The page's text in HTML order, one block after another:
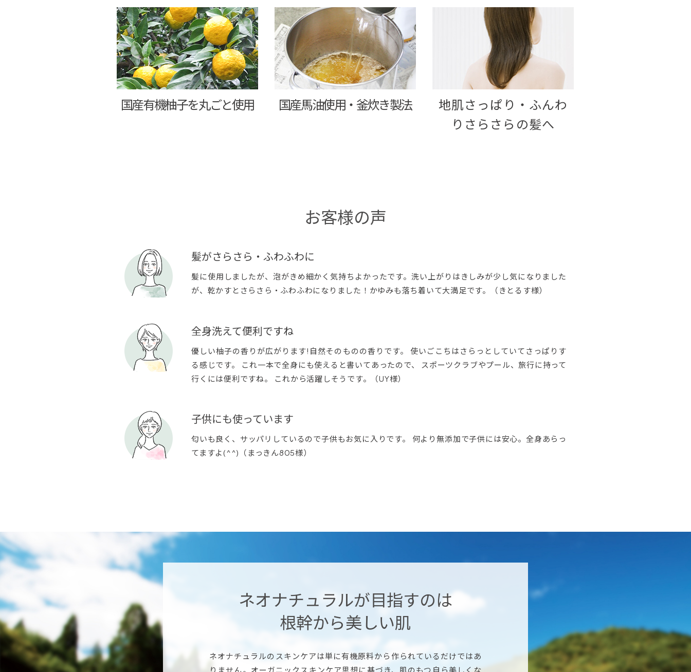
国産有機柚子を丸ごと使用 国産馬油使用・釜炊き製法
地肌さっぱり・ふんわ
りさらさらの髪へ
お客様の声
髪がさらさら・ふわふわに
髪に使用しましたが、泡がきめ細かく気持ちよかったです。洗い上がりはきしみが少し気になりました
が、乾かすとさらさら・ふわふわになりました！かゆみも落ち着いて大満足です。（きとるす様）
全身洗えて便利ですね
優しい柚子の香りが広がります!自然そのものの香りです。 使いごこちはさらっとしていてさっぱりす
る感じです。 これ一本で全身にも使えると書いてあったので、 スポーツクラブやプール、旅行に持って
行くには便利ですね。 これから活躍しそうです。（UY様）
子供にも使っています
匂いも良く、サッパリしているので子供もお気に入りです。 何より無添加で子供には安心。全身あらっ
てますよ(^^)（まっきん805様）
ネオナチュラルが目指すのは
根幹から美しい肌
ネオナチュラルのスキンケアは単に有機原料から作られているだけではあ
りません。オーガニックスキンケア思想に基づき、肌のもつ自ら美しくな